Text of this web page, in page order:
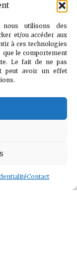
utilisons des
et/ou accéder aux
à ces technologies
le comportement
Le fait de ne pas
peut avoir un effet
Contact
a pas
Le
combat
contre le
la peur et